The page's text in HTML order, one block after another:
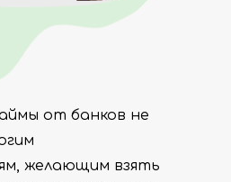
от банков не
желающим взять